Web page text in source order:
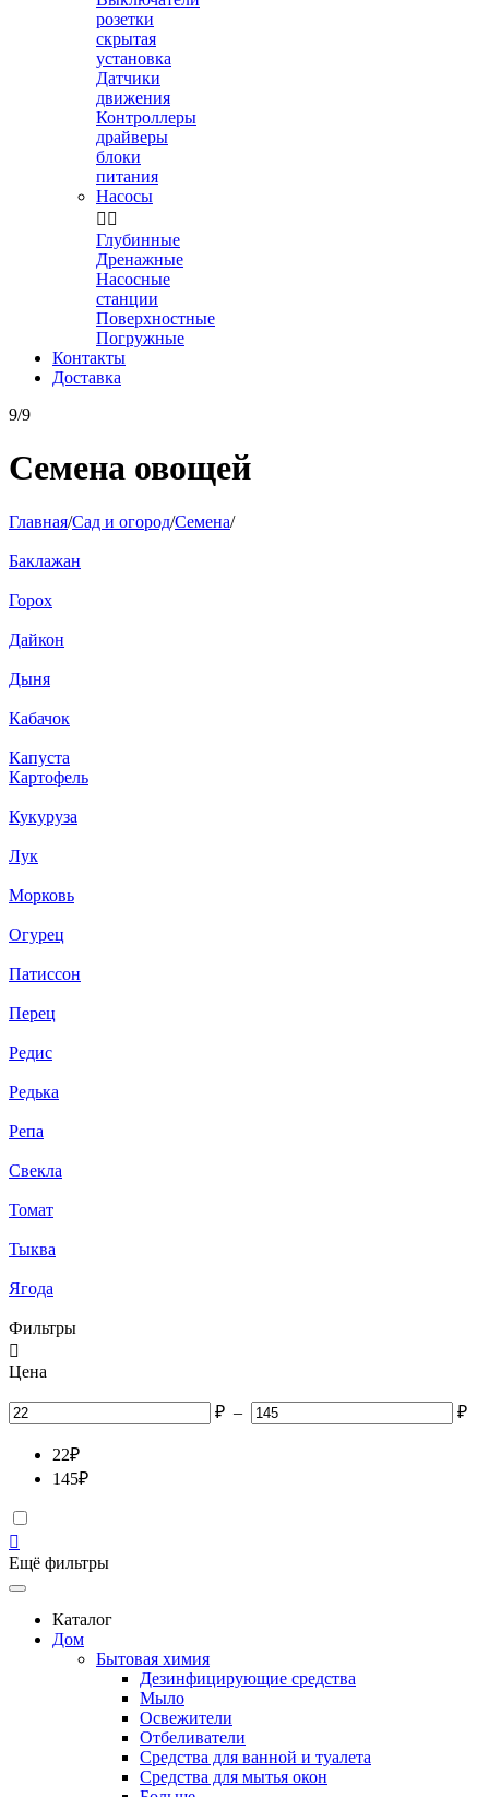
розетки
скрытая
установка
Датчики
движения
Контроллеры
драйверы
блоки
питания
Насосы
 
Глубинные
Дренажные
Насосные
станции
Поверхностные
Погружные
Контакты
Доставка
9/9
Семена овощей
Главная/Сад и огород/Семена/
Баклажан
Горох
Дайкон
Дыня
Кабачок
Капуста
Картофель
Кукуруза
Лук
Морковь
Огурец
Патиссон
Перец
Редис
Редька
Репа
Свекла
Томат
Тыква
Ягода
Фильтры

Цена
₽ – ₽
22₽
145₽

Ещё фильтры
Каталог
Дом
Бытовая химия
Дезинфицирующие средства
Мыло
Освежители
Отбеливатели
Средства для ванной и туалета
Средства для мытья окон